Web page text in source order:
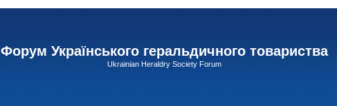
Форум Українського геральдичного товариства
Ukrainian Heraldry Society Forum